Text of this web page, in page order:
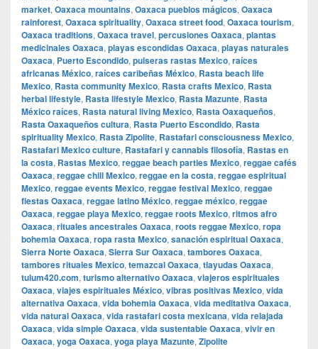
market, Oaxaca mountains, Oaxaca pueblos mágicos, Oaxaca
rainforest, Oaxaca spirituality, Oaxaca street food, Oaxaca tourism,
Oaxaca traditions, Oaxaca travel, percusiones Oaxaca, plantas
medicinales Oaxaca, playas escondidas Oaxaca, playas naturales
Oaxaca, Puerto Escondido, pulseras rastas Mexico, raíces
africanas México, raíces caribeñas México, Rasta beach life
Mexico, Rasta community Mexico, Rasta crafts Mexico, Rasta
herbal lifestyle, Rasta lifestyle Mexico, Rasta Mazunte, Rasta
México raíces, Rasta natural living Mexico, Rasta Oaxaqueños,
Rasta Oaxaqueños cultura, Rasta Puerto Escondido, Rasta
spirituality Mexico, Rasta Zipolite, Rastafari consciousness Mexico,
Rastafari Mexico culture, Rastafari y cannabis filosofía, Rastas en
la costa, Rastas Mexico, reggae beach parties Mexico, reggae cafés
Oaxaca, reggae chill Mexico, reggae en la costa, reggae espiritual
Mexico, reggae events Mexico, reggae festival Mexico, reggae
fiestas Oaxaca, reggae latino México, reggae méxico, reggae
Oaxaca, reggae playa Mexico, reggae roots Mexico, ritmos afro
Oaxaca, rituales ancestrales Oaxaca, roots reggae Mexico, ropa
bohemia Oaxaca, ropa rasta Mexico, sanación espiritual Oaxaca,
Sierra Norte Oaxaca, Sierra Sur Oaxaca, tambores Oaxaca,
tambores rituales Mexico, temazcal Oaxaca, tlayudas Oaxaca,
tulum420.com, turismo alternativo Oaxaca, viajeros espirituales
Oaxaca, viajes espirituales México, vibras positivas Mexico, vida
alternativa Oaxaca, vida bohemia Oaxaca, vida meditativa Oaxaca,
vida natural Oaxaca, vida rastafari costa mexicana, vida relajada
Oaxaca, vida simple Oaxaca, vida sustentable Oaxaca, vivir en
Oaxaca, yoga Oaxaca, yoga playa Mazunte, Zipolite